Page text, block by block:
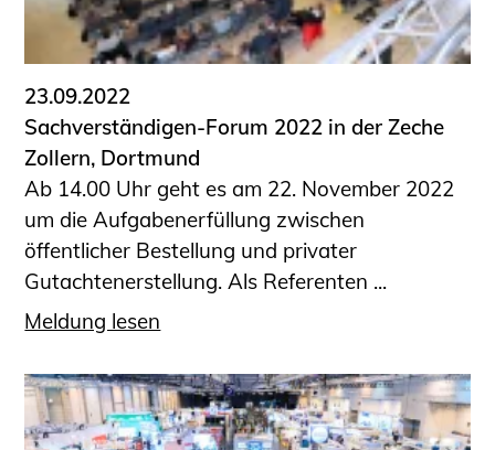
BLING.BLING.
Kammer Newsletter
Presse
Kontakt und Anfahrt
Impressum
Datenschutz
Ingenieurakademie West
23.09.2022
Sachverständigen-Forum 2022 in der Zeche
Zollern, Dortmund
Ab 14.00 Uhr geht es am 22. November 2022
um die Aufgabenerfüllung zwischen
öffentlicher Bestellung und privater
Gutachtenerstellung. Als Referenten ...
Meldung lesen